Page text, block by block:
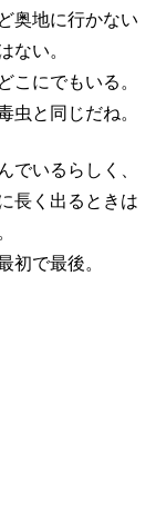
奥地に行かない
ない。
こにでもいる。
虫と同じだね。
でいるらしく、
長く出るときは
初で最後。